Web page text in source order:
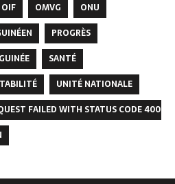
OIF OMVG
ONU
PROGRÈS
SANTÉ
UNITÉ NATIONALE
FAILED WITH STATUS CODE 400